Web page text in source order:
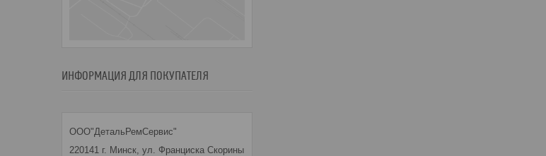
ИНФОРМАЦИЯ ДЛЯ ПОКУПАТЕЛЯ
ООО"ДетальРемСервис"
220141 г. Минск, ул. Франциска Скорины